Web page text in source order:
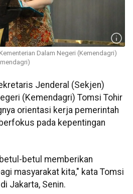
Dalam Negeri (Kemendagri)
Jenderal (Sekjen)
(Kemendagri) Tomsi Tohir
orientasi kerja pemerintah
pada kepentingan
betul memberikan
masyarakat kita," kata Tomsi
Jakarta, Senin.